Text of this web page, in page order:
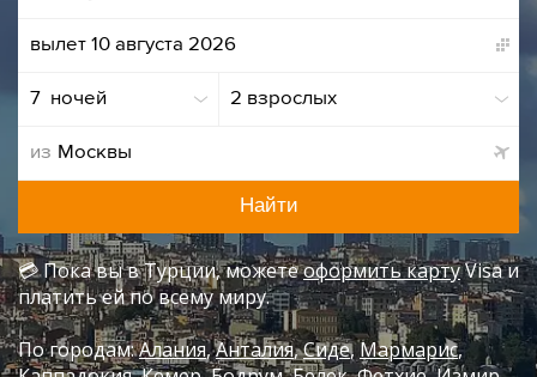
вылет 10 августа 2026
7  ночей 2 взрослых
из
Найти
💳 Пока вы в Турции, можетеоформить картуVisa и
платить ей по всему миру.
По городам:Алания Анталия Сиде Мармарис